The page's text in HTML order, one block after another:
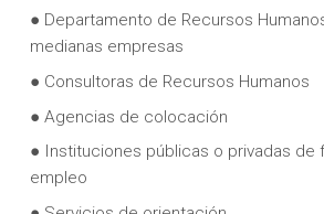
● Departamento de Recursos
medianas empresas
● Consultoras de Recursos Humanos
● Agencias de colocación
● Instituciones públicas o privadas de
empleo